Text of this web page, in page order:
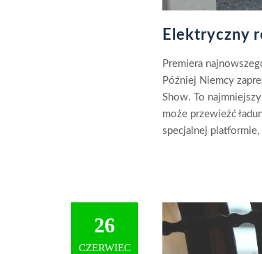
Elektryczny
Premiera
Później Niemcy
Show. To
może przewieźć
specjalnej
26
CZERWIEC